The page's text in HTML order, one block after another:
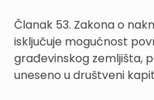
Članak 53. Zakona o
isključuje mogućnost
građevinskog zemljišta,
uneseno u društveni